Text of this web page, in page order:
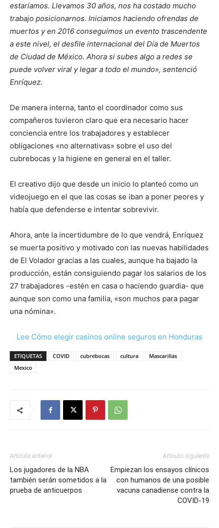
estaríamos. Llevamos 30 años, nos ha costado mucho
trabajo posicionarnos. Iniciamos haciendo ofrendas de
muertos y en 2016 conseguimos un evento trascendente
a este nivel, el desfile internacional del Día de Muertos
de Ciudad de México. Ahora si subes algo a redes se
puede volver viral y legar a todo el mundo», sentenció
Enríquez.
De manera interna, tanto el coordinador como sus
compañeros tuvieron claro que era necesario hacer
conciencia entre los trabajadores y establecer
obligaciones «no alternativas» sobre el uso del
cubrebocas y la higiene en general en el taller.
El creativo dijo que desde un inicio lo planteó como un
videojuego en el que las cosas se iban a poner peores y
había que defenderse e intentar sobrevivir.
Ahora, ante la incertidumbre de lo que vendrá, Enríquez
se muerta positivo y motivado con las nuevas habilidades
de El Volador gracias a las cuales, aunque ha bajado la
producción, están consiguiendo pagar los salarios de los
27 trabajadores -estén en casa o haciendo guardia- que
aunque son como una familia, «son muchos para pagar
una nómina».
Lee Cómo elegir casinos online seguros en Honduras
ETIQUETAS COVID cubrebocas cultura
Mascarillas
Mexico
Artículo anterior
Los jugadores de la NBA
también serán sometidos a la
prueba de anticuerpos
Artículo siguiente
Empiezan los ensayos clínicos
con humanos de una posible
vacuna canadiense contra la
COVID-19